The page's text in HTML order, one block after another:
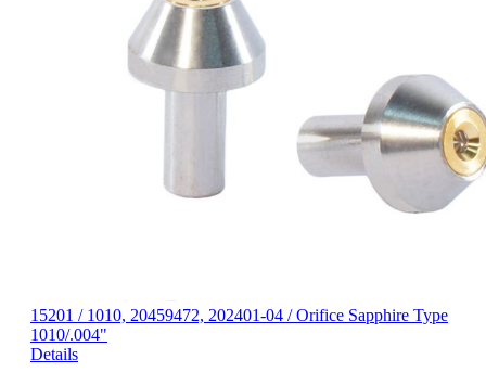
15201 / 1010, 20459472, 202401-04 / Orifice Sapphire Type
1010/.004"
Details